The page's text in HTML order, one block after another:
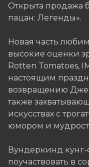
Открыта продажа
пацан: Легенды».
Новая часть
высокие оценки
Rotten Tomatoes,
настоящим
возвращению
также
искусствах с
юмором и
Вундеркинд
поучаствовать в